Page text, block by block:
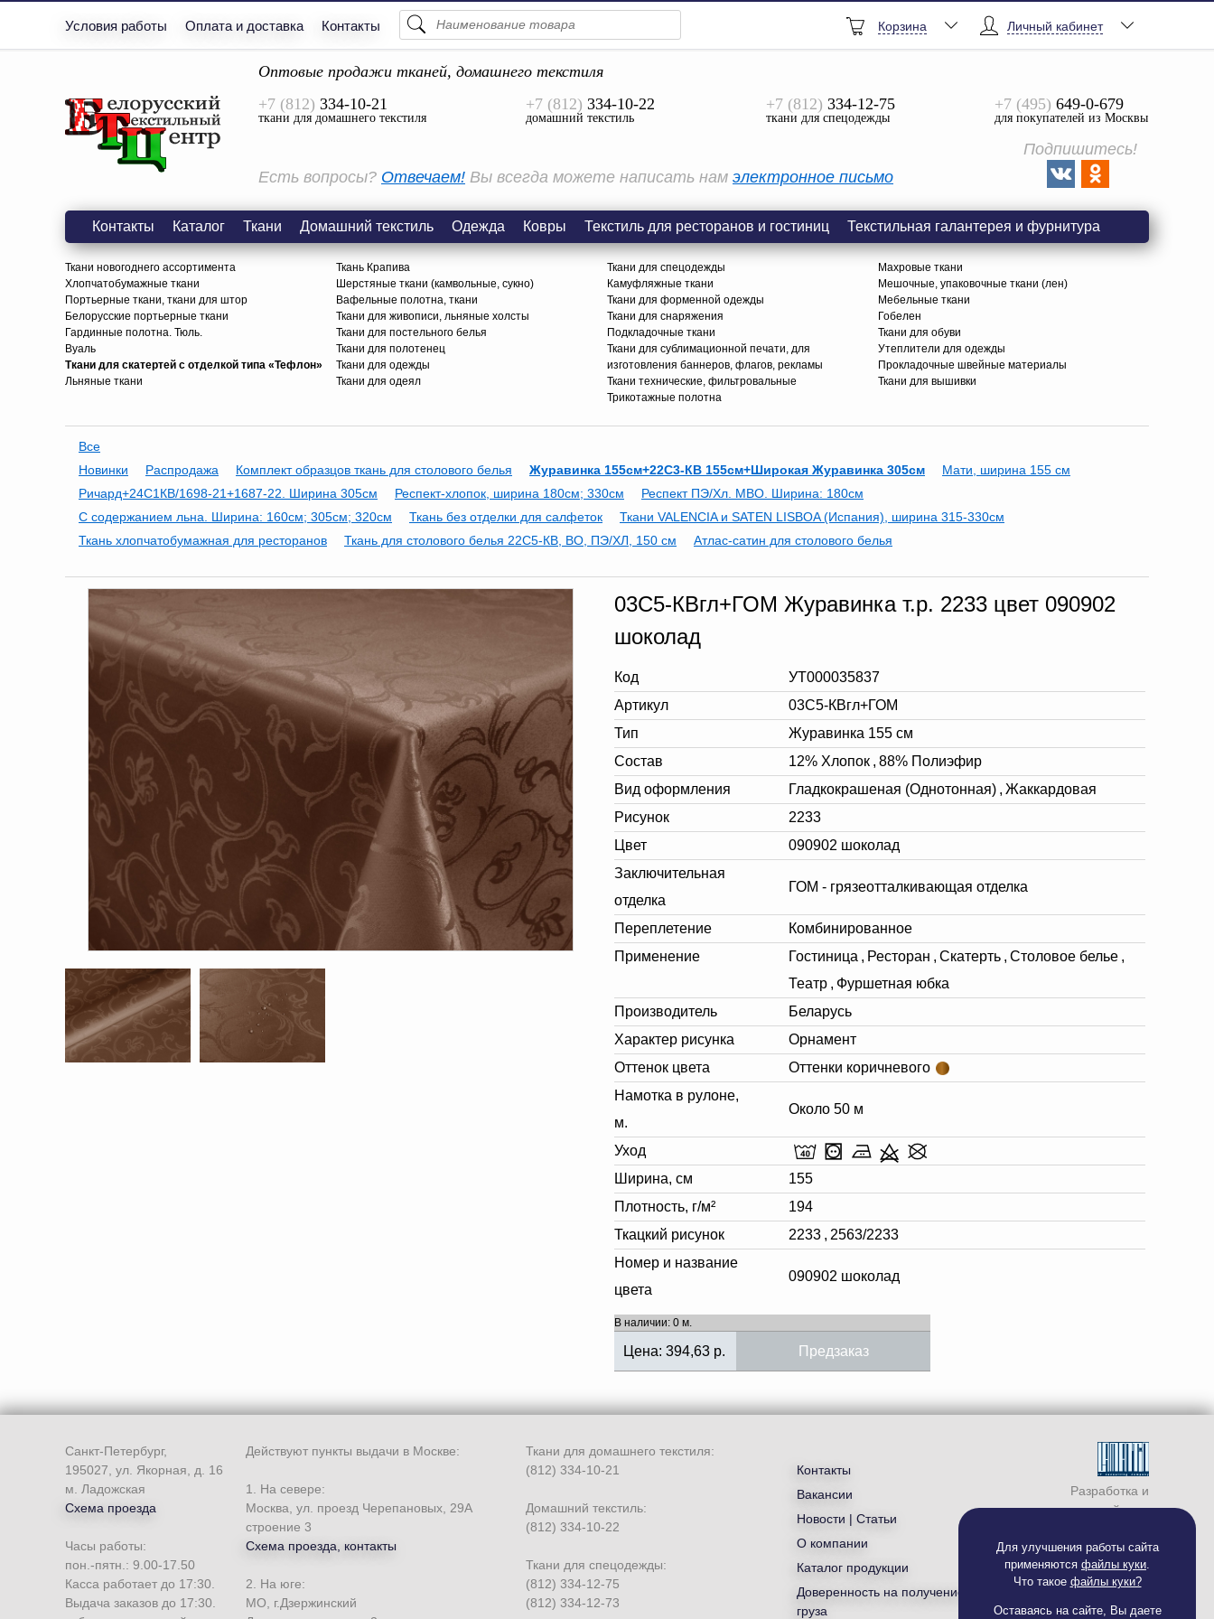
Для улучшения работы сайта
применяются файлы куки.
Что такое файлы куки?
Оставаясь на сайте, Вы даете
Условия работы Оплата и доставка Контакты
Просмотреть Все
Личный кабинет
Корзина
Оптовые продажи тканей, домашнего текстиля
+7 (812) 334-10-21
ткани для домашнего текстиля
+7 (812) 334-10-22
домашний текстиль
+7 (812) 334-12-75
ткани для спецодежды
+7 (495) 649-0-679
для покупателей из Москвы
Есть вопросы? Отвечаем! Вы всегда можете написать нам электронное письмо
Подпишитесь!
Контакты Каталог Ткани Домашний текстиль Одежда Ковры Текстиль для ресторанов и гостиниц Текстильная галантерея и фурнитура
Ткани новогоднего ассортимента
Хлопчатобумажные ткани
Портьерные ткани, ткани для штор
Белорусские портьерные ткани
Гардинные полотна. Тюль.
Вуаль
Ткани для скатертей с отделкой типа «Тефлон»
Льняные ткани
Ткань Крапива
Шерстяные ткани (камвольные, сукно)
Вафельные полотна, ткани
Ткани для живописи, льняные холсты
Ткани для постельного белья
Ткани для полотенец
Ткани для одежды
Ткани для одеял
Ткани для спецодежды
Камуфляжные ткани
Ткани для форменной одежды
Ткани для снаряжения
Подкладочные ткани
Ткани для сублимационной печати, для
изготовления баннеров, флагов, рекламы
Ткани технические, фильтровальные
Трикотажные полотна
Махровые ткани
Мешочные, упаковочные ткани (лен)
Мебельные ткани
Гобелен
Ткани для обуви
Утеплители для одежды
Прокладочные швейные материалы
Ткани для вышивки
Все
Новинки
Распродажа Комплект образцов ткань для столового белья Журавинка 155см+22С3-КВ 155см+Широкая Журавинка 305см
Мати, ширина 155 см
Ричард+24С1КВ/1698-21+1687-22. Ширина 305см
Респект-хлопок, ширина 180см; 330см
Респект ПЭ/Хл. МВО. Ширина: 180см
С содержанием льна. Ширина: 160см; 305см; 320см
Ткань без отделки для салфеток
Ткани VALENCIA и SATEN LISBOA (Испания), ширина 315-330см
Ткань хлопчатобумажная для ресторанов
Ткань для столового белья 22С5-КВ, ВО, ПЭ/ХЛ, 150 см Атлас-сатин для столового белья
03С5-КВгл+ГОМ Журавинка т.р. 2233 цвет 090902
шоколад
Код
УТ000035837
Артикул
03С5-КВгл+ГОМ
Тип
Журавинка 155 см
Состав
12% Хлопок , 88% Полиэфир
Вид оформления
Гладкокрашеная (Однотонная) , Жаккардовая
Рисунок
2233
Цвет
090902 шоколад
Заключительная
отделка
ГОМ - грязеотталкивающая отделка
Переплетение
Комбинированное
Применение
Гостиница , Ресторан , Скатерть , Столовое белье ,
Театр , Фуршетная юбка
Производитель
Беларусь
Характер рисунка
Орнамент
Оттенок цвета
Оттенки коричневого
Намотка в рулоне,
м.
Около 50 м
Уход
Ширина, см
155
Плотность, г/м²
194
Ткацкий рисунок
2233 , 2563/2233
Номер и название
цвета
090902 шоколад
В наличии: 0 м.
Цена: 394,63 р. Предзаказ
Разработка и
продвижение сайта —
Санкт-Петербург,
195027, ул. Якорная, д. 16
м. Ладожская
Схема проезда
Часы работы:
пон.-пятн.: 9.00-17.50
Касса работает до 17:30.
Выдача заказов до 17:30.
Действуют пункты выдачи в Москве:
1. На севере:
Москва, ул. проезд Черепановых, 29А
строение 3
Схема проезда, контакты
2. На юге:
МО, г.Дзержинский
Ткани для домашнего текстиля:
(812) 334-10-21
Домашний текстиль:
(812) 334-10-22
Ткани для спецодежды:
(812) 334-12-75
(812) 334-12-73
Контакты
Вакансии
Новости | Статьи
О компании
Каталог продукции
Доверенность на получение
груза